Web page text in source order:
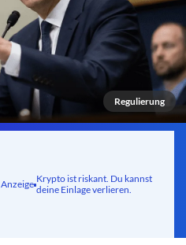
Regulierung
Anzeige Krypto ist riskant. Du kannst
deine Einlage verlieren.